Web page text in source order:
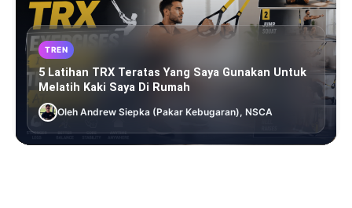
TREN
5 Latihan TRX Teratas Yang Saya Gunakan Untuk
Melatih Kaki Saya Di Rumah
Oleh Andrew Siepka (Pakar Kebugaran), NSCA